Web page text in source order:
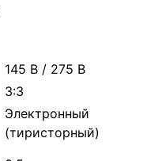
145 В / 275 В
3:3
Электронный
(тиристорный)